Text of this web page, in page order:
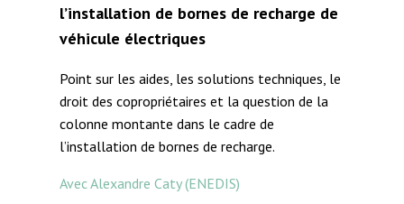
l’installation de bornes de recharge de
véhicule électriques
Point sur les aides, les solutions techniques, le
droit des copropriétaires et la question de la
colonne montante dans le cadre de
l’installation de bornes de recharge.
Avec Alexandre Caty (ENEDIS)